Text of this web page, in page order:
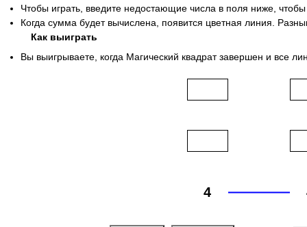
Чтобы играть, введите недостающие числа в поля ниже, чтобы
Когда сумма будет вычислена, появится цветная линия.
Как выиграть
Вы выигрываете, когда Магический квадрат завершен и все